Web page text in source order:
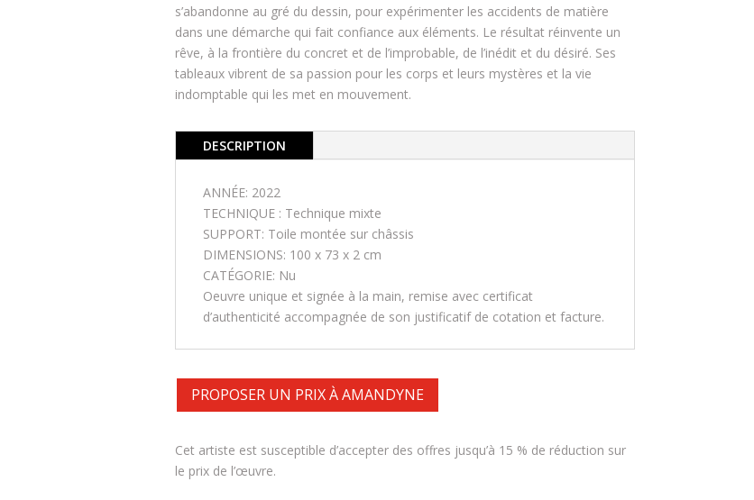
s’abandonne au gré du dessin, pour expérimenter les accidents de matière
dans une démarche qui fait confiance aux éléments. Le résultat réinvente un
rêve, à la frontière du concret et de l’improbable, de l’inédit et du désiré. Ses
tableaux vibrent de sa passion pour les corps et leurs mystères et la vie
indomptable qui les met en mouvement.
DESCRIPTION
ANNÉE: 2022
TECHNIQUE : Technique mixte
SUPPORT: Toile montée sur châssis
DIMENSIONS: 100 x 73 x 2 cm
CATÉGORIE: Nu
Oeuvre unique et signée à la main, remise avec certificat
d’authenticité accompagnée de son justificatif de cotation et facture.
PROPOSER UN PRIX À AMANDYNE
Cet artiste est susceptible d’accepter des offres jusqu’à 15 % de réduction sur
le prix de l’œuvre.